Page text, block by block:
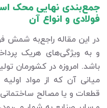
جمع‌بندی نهایی محک
فولادی و انواع آن
در این مقاله راجع‌به شمش
و به ویژگی‌های هریک
باشد. امروزه در کشورمان
میانی آن که از مواد
قطعات و یا مصالح